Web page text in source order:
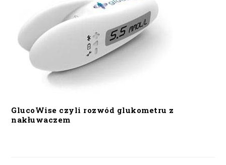
GlucoWise czyli rozwód glukometru z
nakłuwaczem